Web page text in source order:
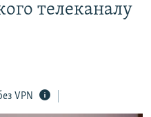
телеканалу
VPN